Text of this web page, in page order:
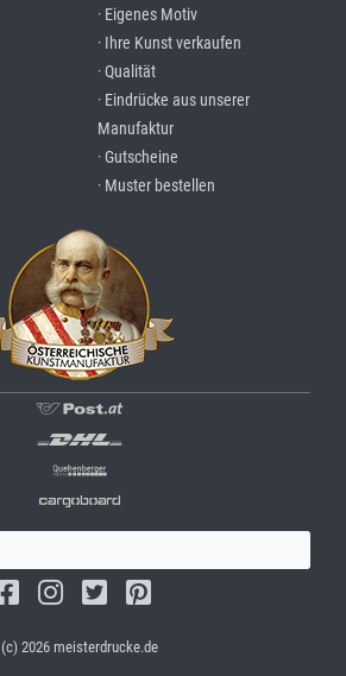
· Eigenes Motiv
· Ihre Kunst verkaufen
· Qualität
· Eindrücke aus unserer
Manufaktur
· Gutscheine
· Muster bestellen
(c) 2026 meisterdrucke.de